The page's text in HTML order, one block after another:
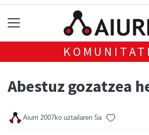
Abestuz gozatzea
Aiurri 2007ko uztailaren 5a